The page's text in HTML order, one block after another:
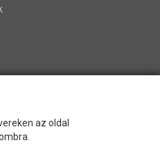
az oldal